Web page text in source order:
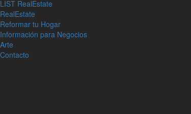
LIST RealEstate
RealEstate
Reformar tu Hogar
Información para Negocios
Arte
Contacto